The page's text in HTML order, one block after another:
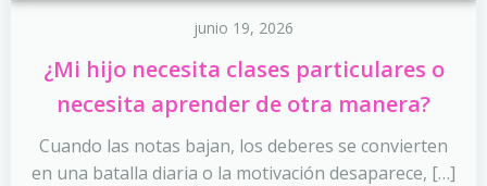
junio 19, 2026
¿Mi hijo necesita clases particulares o
necesita aprender de otra manera?
Cuando las notas bajan, los deberes se convierten
en una batalla diaria o la motivación desaparece, […]